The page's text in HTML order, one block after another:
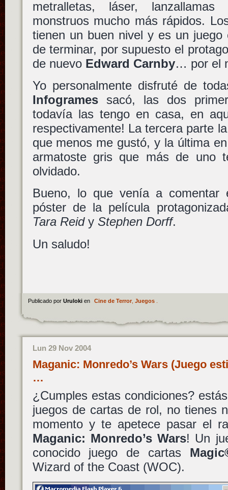
metralletas, láser,
monstruos mucho más rápidos.
tienen un buen nivel y es un juego
de terminar, por supuesto el
de nuevo Edward Carnby… por el
Yo personalmente disfruté de
Infogramessacó, las dos
todavía las tengo en casa, en
respectivamente! La tercera parte
que menos me gustó, y la última
armatoste gris que más de uno
olvidado.
Bueno, lo que venía a comentar
póster de la película
Tara Reidy Stephen Dorff.
Un saludo!
Publicado por Uruloki en Cine de Terror, Juegos.
Lun 29 Nov 2004
Maganic: Monredo’s Wars (Juego
…
¿Cumples estas condiciones?
juegos de cartas de rol, no tienes
momento y te apetece pasar el
Maganic: Monredo’s Wars! Un
conocido juego de cartas
Wizard of the Coast (WOC).